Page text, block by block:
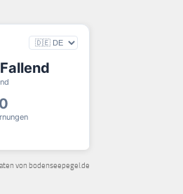
von bodenseepegel.de